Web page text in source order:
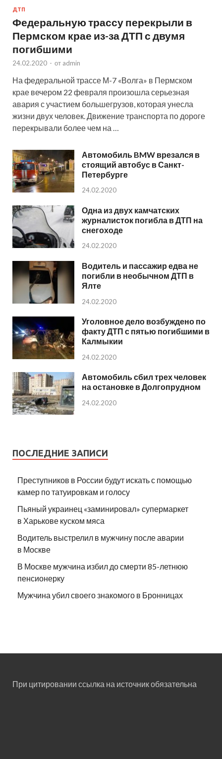
ДТП
Федеральную трассу перекрыли в
Пермском крае из-за ДТП с двумя
погибшими
24.02.2020 - от admin
На федеральной трассе М-7 «Волга» в Пермском
крае вечером 22 февраля произошла серьезная
авария с участием большегрузов, которая унесла
жизни двух человек. Движение транспорта по дороге
перекрывали более чем на …
Автомобиль BMW врезался в
стоящий автобус в Санкт-
Петербурге
24.02.2020
Одна из двух камчатских
журналисток погибла в ДТП на
снегоходе
24.02.2020
Водитель и пассажир едва не
погибли в необычном ДТП в
Ялте
24.02.2020
Уголовное дело возбуждено по
факту ДТП с пятью погибшими в
Калмыкии
24.02.2020
Автомобиль сбил трех человек
на остановке в Долгопрудном
24.02.2020
ПОСЛЕДНИЕ ЗАПИСИ
Преступников в России будут искать с помощью
камер по татуировкам и голосу
Пьяный украинец «заминировал» супермаркет
в Харькове куском мяса
Водитель выстрелил в мужчину после аварии
в Москве
В Москве мужчина избил до смерти 85-летнюю
пенсионерку
Мужчина убил своего знакомого в Бронницах
При цитировании ссылка на источник обязательна